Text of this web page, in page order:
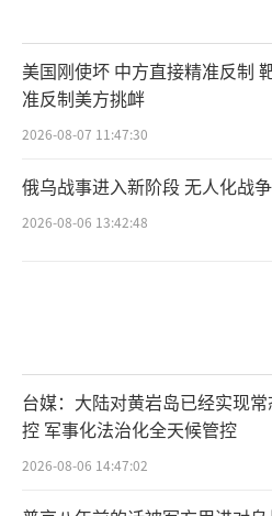
美国刚使坏 中方直接精准反制
准反制美方挑衅
2026-08-07 11:47:30
俄乌战事进入新阶段 无人化战
2026-08-06 13:42:48
台媒：大陆对黄岩岛已经实现
控 军事化法治化全天候管控
2026-08-06 14:47:02